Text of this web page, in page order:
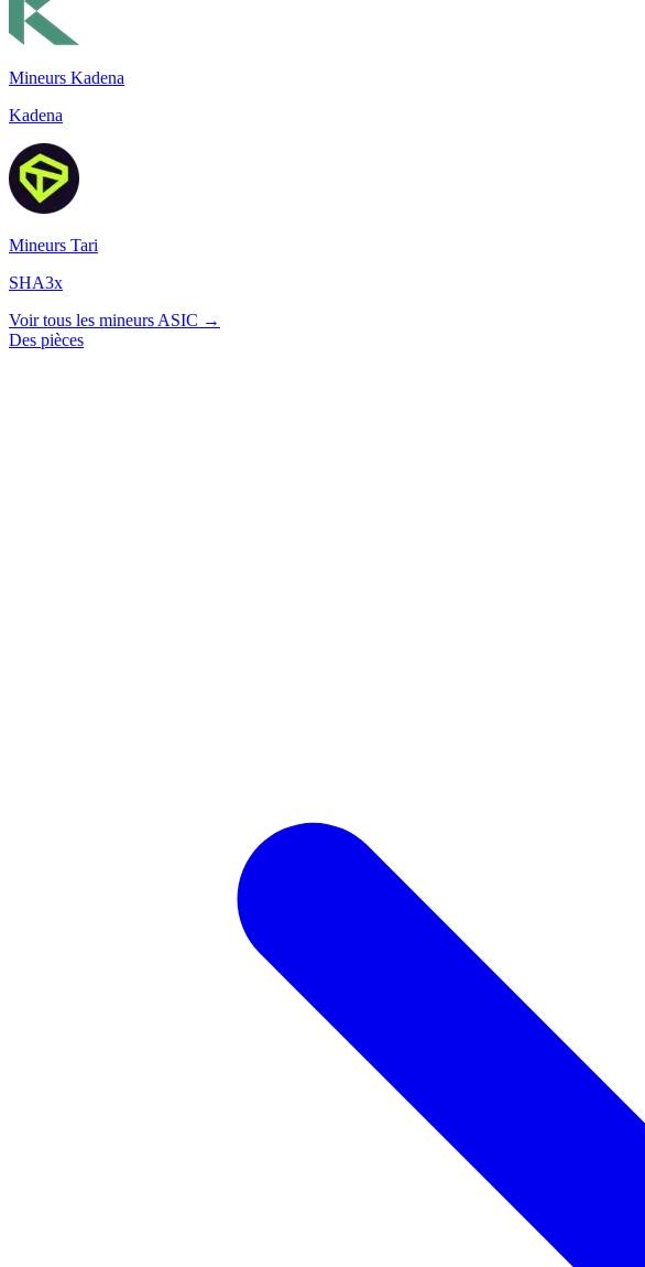
Mineurs Kadena
Kadena
Mineurs Tari
SHA3x
Voir tous les mineurs ASIC →
Des pièces